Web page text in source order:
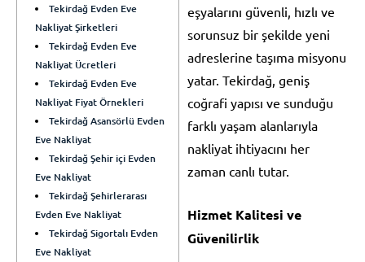
Tekirdağ Evden Eve
Nakliyat Şirketleri
Tekirdağ Evden Eve
Nakliyat Ücretleri
Tekirdağ Evden Eve
Nakliyat Fiyat Örnekleri
Tekirdağ Asansörlü Evden
Eve Nakliyat
Tekirdağ Şehir içi Evden
Eve Nakliyat
Tekirdağ Şehirlerarası
Evden Eve Nakliyat
Tekirdağ Sigortalı Evden
Eve Nakliyat
eşyalarını güvenli, hızlı ve
sorunsuz bir şekilde yeni
adreslerine taşıma misyonu
yatar. Tekirdağ, geniş
coğrafi yapısı ve sunduğu
farklı yaşam alanlarıyla
nakliyat ihtiyacını her
zaman canlı tutar.
Hizmet Kalitesi ve
Güvenilirlik